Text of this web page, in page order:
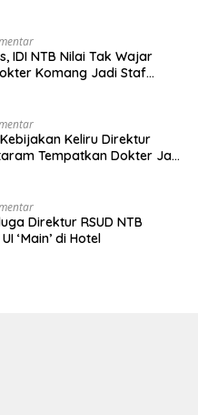
IDI NTB Nilai Tak Wajar
Komang Jadi Staf
Keliru Direktur
Tempatkan Dokter Jadi
Direktur RSUD NTB
‘Main’ di Hotel